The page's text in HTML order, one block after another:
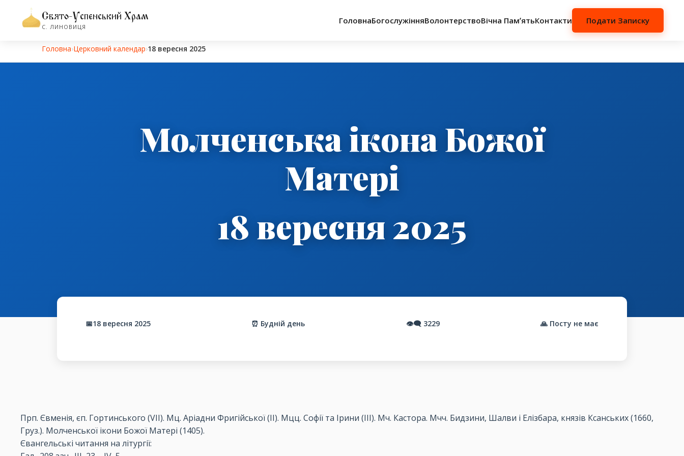
Свято-Успенський Храм
С. ЛИНОВИЦЯ
ГоловнаБогослужінняВолонтерствоВічна ПамʼятьКонтакти Подати Записку
Головна›Церковний календар›18 вересня 2025
Молченська ікона Божої
Матері
18 вересня 2025
📅18 вересня 2025 ⏰ Будній день 👁️‍🗨️ 3229 🙏 Посту не має
Прп. Євменія, єп. Гортинського (VІІ). Мц. Аріадни Фригійської (ІІ). Мцц. Софії та Ірини (ІІІ). Мч. Кастора. Мчч. Бидзини, Шалви і Елізбара, князів Ксанських (1660,
Груз.). Молченської ікони Божої Матері (1405).
Євангельські читання на літургії: